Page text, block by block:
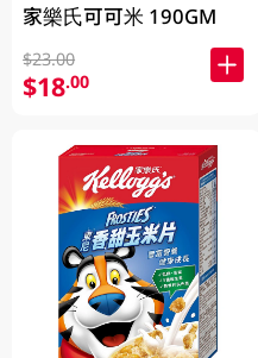
家樂氏可可米 190GM
$23.00
$18.00